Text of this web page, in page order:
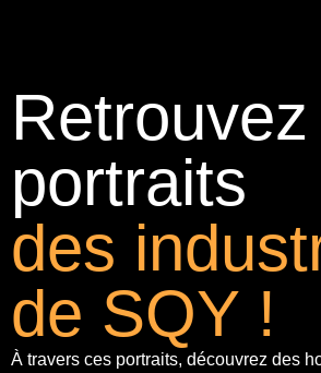
portraits
des
de SQY !
À travers ces portraits, découvrez des